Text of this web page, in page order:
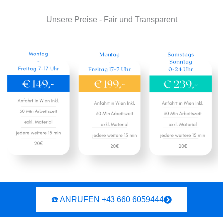
Unsere Preise - Fair und Transparent
☎️ ANRUFEN +43 660 6059444